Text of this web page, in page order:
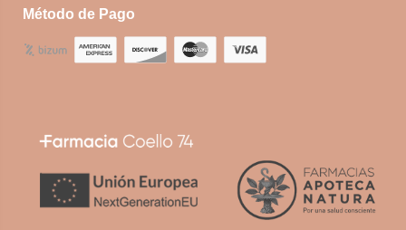
Método de Pago